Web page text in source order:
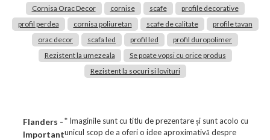
Cornisa Orac Decor cornise scafe
profile decorative
profil perdea
cornisa poliuretan scafe de calitate
profile tavan
orac decor
scafa led profil led
profil duropolimer
Rezistent la umezeala
Se poate vopsi cu orice produs
Rezistent la socuri si lovituri
Flanders -
Important
* Imaginile sunt cu titlu de prezentare și sunt acolo cu
unicul scop de a oferi o idee aproximativă despre